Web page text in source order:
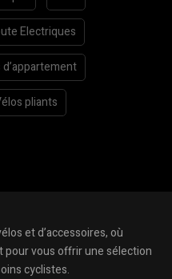
Electriques
pliants
et d’accessoires, où
vous offrir une sélection
cyclistes.